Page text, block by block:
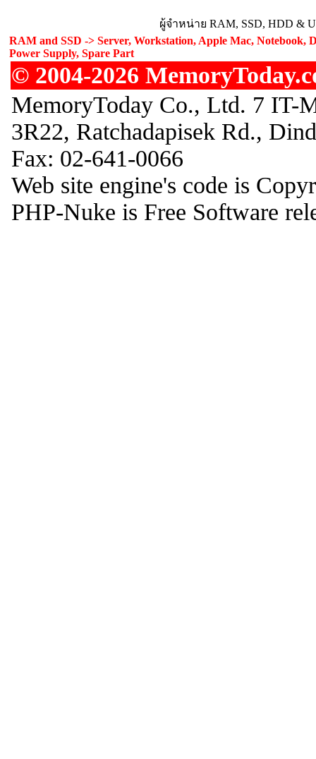
ผู้จำหน่าย RAM, SSD, HDD &
RAM and SSD -> Server, Workstation, Apple Mac, Notebook,
Power Supply, Spare Part
© 2004-2026
MemoryToday Co., Ltd. 7 IT-
3R22, Ratchadapisek Rd.,
Fax: 02-641-0066
Web site engine's code is
PHP-Nuke is Free Software